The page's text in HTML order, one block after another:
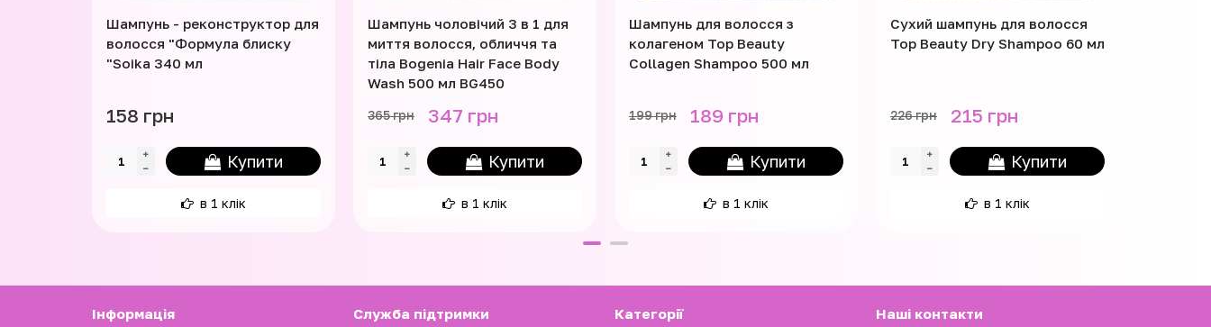
Шампунь - реконструктор для
волосся "Формула блиску
"Soika 340 мл
158 грн
Купити
в 1 клік
Шампунь чоловічий 3 в 1 для
миття волосся, обличчя та
тіла Bogenia Hair Face Body
Wash 500 мл BG450
365 грн 347 грн
Купити
в 1 клік
Шампунь для волосся з
колагеном Top Beauty
Collagen Shampoo 500 мл
199 грн 189 грн
Купити
в 1 клік
Сухий шампунь для волосся
Top Beauty Dry Shampoo 60 мл
226 грн 215 грн
Купити
в 1 клік
Iнформація Служба підтримки Категорії Наші контакти